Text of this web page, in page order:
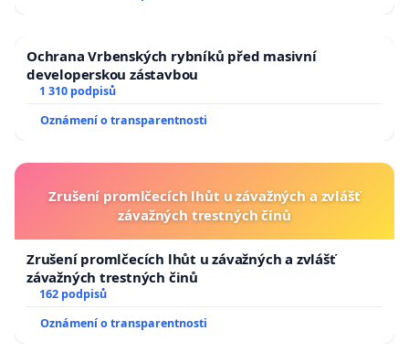
Ochrana Vrbenských rybníků před masivní
developerskou zástavbou
1 310 podpisů
Oznámení o transparentnosti
Zrušení promlčecích lhůt u závažných a zvlášť
závažných trestných činů
Zrušení promlčecích lhůt u závažných a zvlášť
závažných trestných činů
162 podpisů
Oznámení o transparentnosti